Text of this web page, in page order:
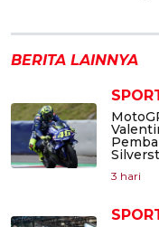
BERITA LAINNYA
3 hari